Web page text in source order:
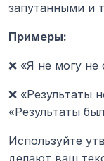
запутанными и
Примеры:
❌ «Я не могу не
❌ «Результаты
«Результаты
Используйте